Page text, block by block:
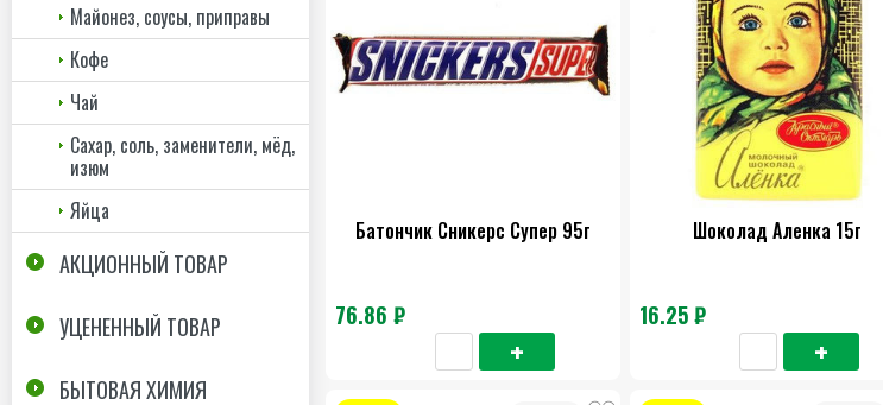
Майонез, соусы, приправы
Кофе
Чай
Сахар, соль, заменители, мёд,
изюм
Яйца
АКЦИОННЫЙ ТОВАР
УЦЕНЕННЫЙ ТОВАР
БЫТОВАЯ ХИМИЯ
Батончик Сникерс Супер 95г
76.86 ₽
Шоколад Аленка 15г
16.25 ₽